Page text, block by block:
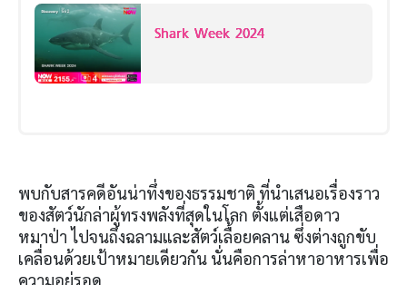
Shark Week 2024
พบกับสารคดีอันน่าทึ่งของธรรมชาติ ที่นำเสนอเรื่องราว
ของสัตว์นักล่าผู้ทรงพลังที่สุดในโลก ตั้งแต่เสือดาว
หมาป่า ไปจนถึงฉลามและสัตว์เลื้อยคลาน ซึ่งต่างถูกขับ
เคลื่อนด้วยเป้าหมายเดียวกัน นั่นคือการล่าหาอาหารเพื่อ
ความอยู่รอด